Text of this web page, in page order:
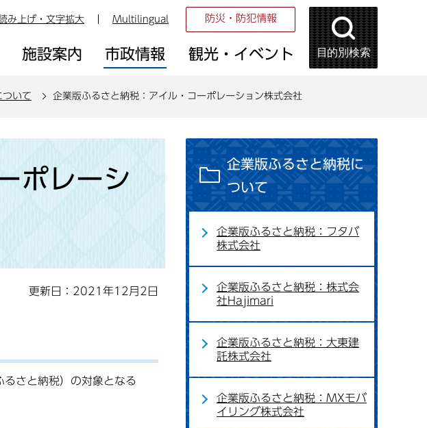
み上げ・文字拡大 Multilingual 防災・防犯情報
施設案内 市政情報 観光・イベント 目的別検索
ついて 企業版ふるさと納税：アイル・コーポレーション株式会社
ポレーシ
更新日：2021年12月2日
さと納税）の対象となる
企業版ふるさと納税に
ついて
企業版ふるさと納税：フタバ
株式会社
企業版ふるさと納税：株式会
社Hajimari
企業版ふるさと納税：大東建
託株式会社
企業版ふるさと納税：MXモバ
イリング株式会社